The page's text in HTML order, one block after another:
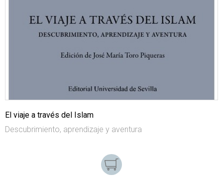
El viaje a través del Islam
Descubrimiento, aprendizaje y aventura